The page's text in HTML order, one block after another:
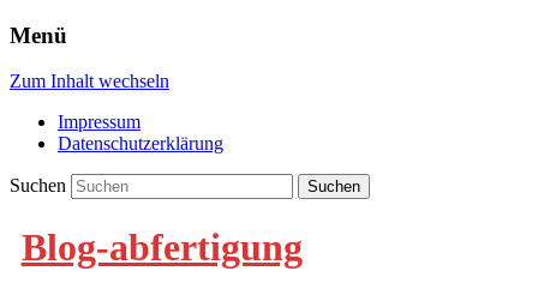
Menü
Zum Inhalt wechseln
Impressum
Datenschutzerklärung
Suchen
Blog-abfertigung